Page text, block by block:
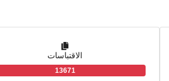
الاقتباسات
13671